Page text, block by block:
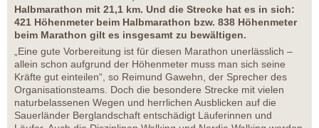
Halbmarathon mit 21,1 km. Und die Strecke hat es in sich:
421 Höhenmeter beim Halbmarathon bzw. 838 Höhenmeter
beim Marathon gilt es insgesamt zu bewältigen.
„Eine gute Vorbereitung ist für diesen Marathon unerlässlich –
allein schon aufgrund der Höhenmeter muss man sich seine
Kräfte gut einteilen“, so Reimund Gawehn, der Sprecher des
Organisationsteams. Doch die besondere Strecke mit vielen
naturbelassenen Wegen und herrlichen Ausblicken auf die
Sauerländer Berglandschaft entschädigt Läuferinnen und